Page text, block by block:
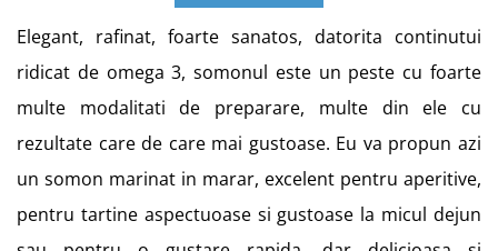
Elegant, rafinat, foarte sanatos, datorita continutui
ridicat de omega 3, somonul este un peste cu foarte
multe modalitati de preparare, multe din ele cu
rezultate care de care mai gustoase. Eu va propun azi
un somon marinat in marar, excelent pentru aperitive,
pentru tartine aspectuoase si gustoase la micul dejun